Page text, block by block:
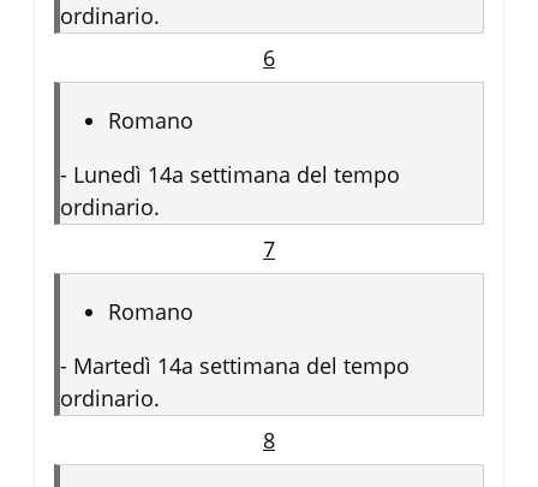
ordinario.
6
Romano
- Lunedì 14a settimana del tempo
ordinario.
7
Romano
- Martedì 14a settimana del tempo
ordinario.
8